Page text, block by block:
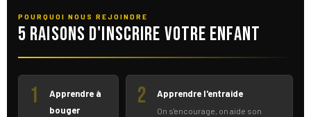
POURQUOI NOUS REJOINDRE
5 raisons d'inscrire votre enfant
1
Apprendre à
bouger
2 Apprendre l'entraide
On s'encourage, on aide son